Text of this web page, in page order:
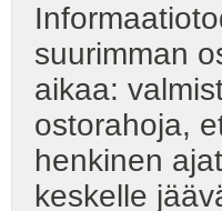
suurimman
aikaa:
ostorahoja,
henkinen
keskelle